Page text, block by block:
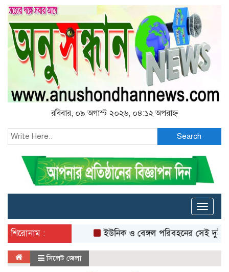
রবিবার, ০৯ অগাস্ট ২০২৬, ০৪:১২ অপরাহ্ন
Search
Toggle
শিরোনাম :
ইউনিক ও বেঙ্গল পরিবহনের সেই দুই বাসের
সিলেট জেলা